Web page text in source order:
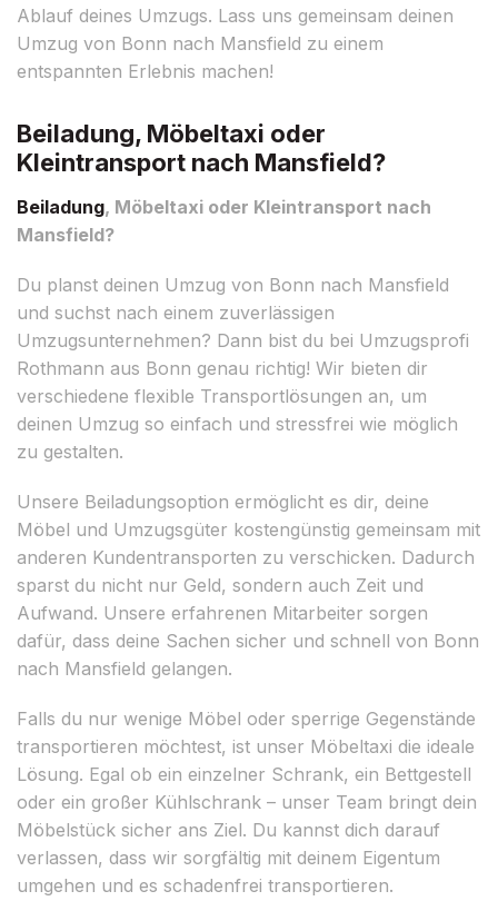
Ablauf deines Umzugs. Lass uns gemeinsam deinen
Umzug von Bonn nach Mansfield zu einem
entspannten Erlebnis machen!
Beiladung, Möbeltaxi oder
Kleintransport nach Mansfield?
Beiladung, Möbeltaxi oder Kleintransport nach
Mansfield?
Du planst deinen Umzug von Bonn nach Mansfield
und suchst nach einem zuverlässigen
Umzugsunternehmen? Dann bist du bei Umzugsprofi
Rothmann aus Bonn genau richtig! Wir bieten dir
verschiedene flexible Transportlösungen an, um
deinen Umzug so einfach und stressfrei wie möglich
zu gestalten.
Unsere Beiladungsoption ermöglicht es dir, deine
Möbel und Umzugsgüter kostengünstig gemeinsam mit
anderen Kundentransporten zu verschicken. Dadurch
sparst du nicht nur Geld, sondern auch Zeit und
Aufwand. Unsere erfahrenen Mitarbeiter sorgen
dafür, dass deine Sachen sicher und schnell von Bonn
nach Mansfield gelangen.
Falls du nur wenige Möbel oder sperrige Gegenstände
transportieren möchtest, ist unser Möbeltaxi die ideale
Lösung. Egal ob ein einzelner Schrank, ein Bettgestell
oder ein großer Kühlschrank – unser Team bringt dein
Möbelstück sicher ans Ziel. Du kannst dich darauf
verlassen, dass wir sorgfältig mit deinem Eigentum
umgehen und es schadenfrei transportieren.